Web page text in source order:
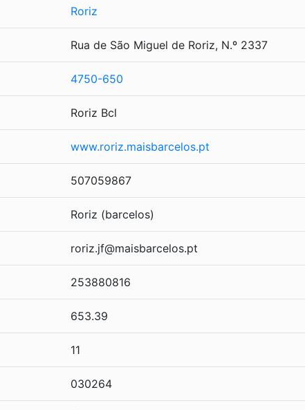
Roriz
Rua de São Miguel de Roriz, N.º 2337
4750-650
Roriz Bcl
www.roriz.maisbarcelos.pt
507059867
Roriz (barcelos)
roriz.jf@maisbarcelos.pt
253880816
653.39
11
030264